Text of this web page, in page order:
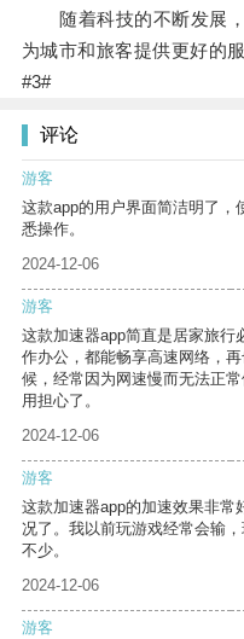
随着科技的不断发展，
为城市和旅客提供更好的服
#3#
评论
游客
这款app的用户界面简洁明了，
悉操作。
2024-12-06
游客
这款加速器app简直是居家旅行
作办公，都能畅享高速网络，
候，经常因为网速慢而无法正
用担心了。
2024-12-06
游客
这款加速器app的加速效果非常
况了。我以前玩游戏经常会输
不少。
2024-12-06
游客